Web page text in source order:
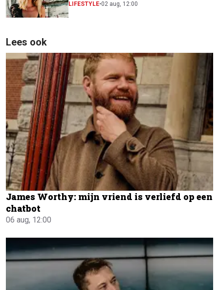
festivalscene van Europa"
LIFESTYLE•02 aug, 12:00
Lees ook
James Worthy: mijn vriend is verliefd op een
chatbot
06 aug, 12:00